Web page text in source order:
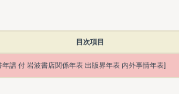
目次項目
年譜 付 岩波書店関係年表 出版界年表 内外事情年表]